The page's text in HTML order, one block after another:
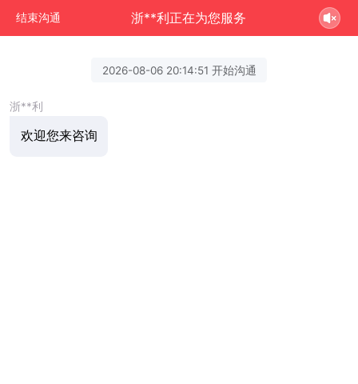
结束沟通 浙**利正在为您服务
2026-08-06 20:14:51 开始沟通
浙**利
欢迎您来咨询